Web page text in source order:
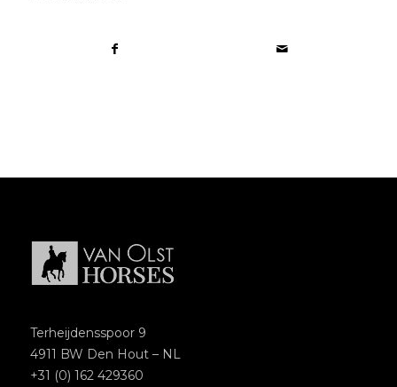
Terheijdensspoor 9
4911 BW Den Hout – NL
+31 (0) 162 429360